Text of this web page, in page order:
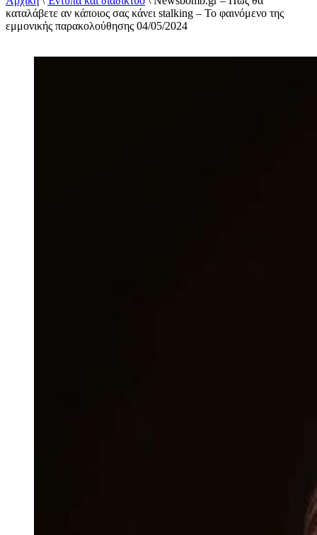
Αλεξάνδρα Καππάτου Ψυχολόγος –
Παιδοψυχολόγος
καταλάβετε αν κάποιος σας κάνει stalking – Το φαινόμενο της
εμμονικής παρακολούθησης 04/05/2024